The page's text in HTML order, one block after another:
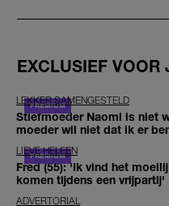
EXCLUSIEF VOOR
LEKKER SAMENGESTELD
Stiefmoeder Naomi is niet
moeder wil niet dat ik er
LIEVE HELEEN
Fred (55): 'Ik vind het
komen tijdens een vrijpartij'
ADVERTORIAL